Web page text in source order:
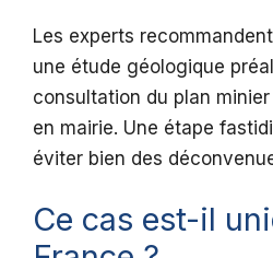
Les experts
une étude géologique
consultation du plan
en mairie. Une étape
éviter bien des
Ce cas est-il